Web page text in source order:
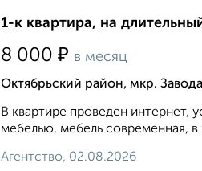
1-к квартира, на
8 000 ₽ в месяц
Октябрьский район, мкр.
В квартире проведен интернет,
мебелью, мебель современная,
Агентство, 02.08.2026